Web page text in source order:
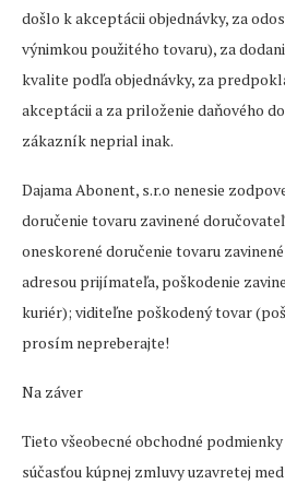
došlo k akceptácii objednávky, za
výnimkou použitého tovaru), za
kvalite podľa objednávky, za
akceptácii a za priloženie daňového
zákazník neprial inak.
Dajama Abonent, s.r.o nenesie
doručenie tovaru zavinené
oneskorené doručenie tovaru
adresou prijímateľa, poškodenie
kuriér); viditeľne poškodený tovar
prosím nepreberajte!
Na záver
Tieto všeobecné obchodné
súčasťou kúpnej zmluvy uzavretej